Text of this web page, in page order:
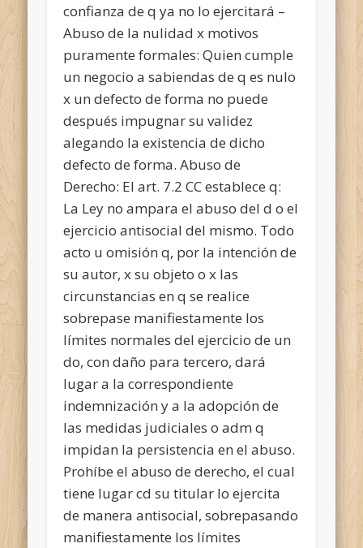
confianza de q ya no lo ejercitará –
Abuso de la nulidad x motivos
puramente formales: Quien cumple
un negocio a sabiendas de q es nulo
x un defecto de forma no puede
después impugnar su validez
alegando la existencia de dicho
defecto de forma. Abuso de
Derecho: El art. 7.2 CC establece q:
La Ley no ampara el abuso del d o el
ejercicio antisocial del mismo. Todo
acto u omisión q, por la intención de
su autor, x su objeto o x las
circunstancias en q se realice
sobrepase manifiestamente los
límites normales del ejercicio de un
do, con daño para tercero, dará
lugar a la correspondiente
indemnización y a la adopción de
las medidas judiciales o adm q
impidan la persistencia en el abuso.
Prohíbe el abuso de derecho, el cual
tiene lugar cd su titular lo ejercita
de manera antisocial, sobrepasando
manifiestamente los límites